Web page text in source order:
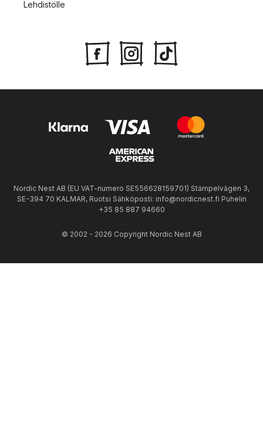
Lehdistölle
Nordic Nest AB (EU VAT-numero SE556628159701) Stämpelvägen 3,
SE-394 70 KALMAR, Ruotsi Sähköposti: info@nordicnest.fi Puhelin
+35 85 887 94660
© 2002 - 2026 Copyright Nordic Nest AB